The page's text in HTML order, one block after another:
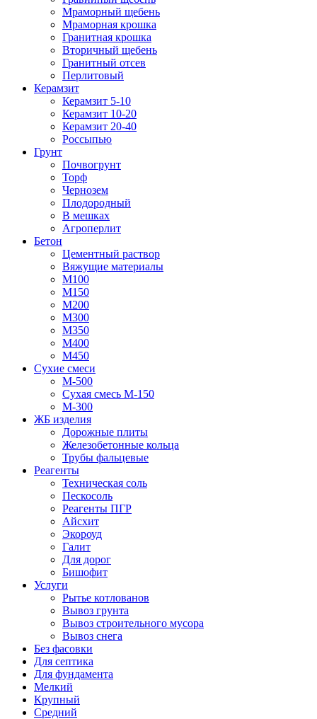
Мраморный щебень
Мраморная крошка
Гранитная крошка
Вторичный щебень
Гранитный отсев
Перлитовый
Керамзит
Керамзит 5-10
Керамзит 10-20
Керамзит 20-40
Россыпью
Грунт
Почвогрунт
Торф
Чернозем
Плодородный
В мешках
Агроперлит
Бетон
Цементный раствор
Вяжущие материалы
М100
М150
М200
М300
М350
М400
М450
Сухие смеси
М-500
Сухая смесь М-150
М-300
ЖБ изделия
Дорожные плиты
Железобетонные кольца
Трубы фальцевые
Реагенты
Техническая соль
Пескосоль
Реагенты ПГР
Айсхит
Экороуд
Галит
Для дорог
Бишофит
Услуги
Рытье котлованов
Вывоз грунта
Вывоз строительного мусора
Вывоз снега
Без фасовки
Для септика
Для фундамента
Мелкий
Крупный
Средний